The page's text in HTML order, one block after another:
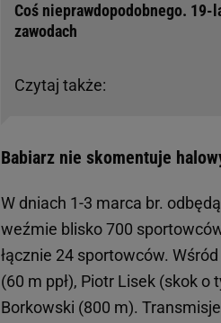
Czytaj także:
Coś nieprawdopodobnego.
zawodach
Babiarz nie skomentuje
W dniach 1-3 marca br.
weźmie blisko 700
łącznie 24 sportowców.
(60 m ppł), Piotr Lisek (skok
Borkowski (800 m).